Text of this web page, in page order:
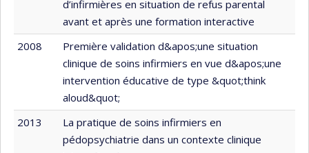
d’infirmières en situation de refus parental
avant et après une formation interactive
2008
Première validation d&apos;une situation
clinique de soins infirmiers en vue d&apos;une
intervention éducative de type &quot;think
aloud&quot;
2013
La pratique de soins infirmiers en
pédopsychiatrie dans un contexte clinique